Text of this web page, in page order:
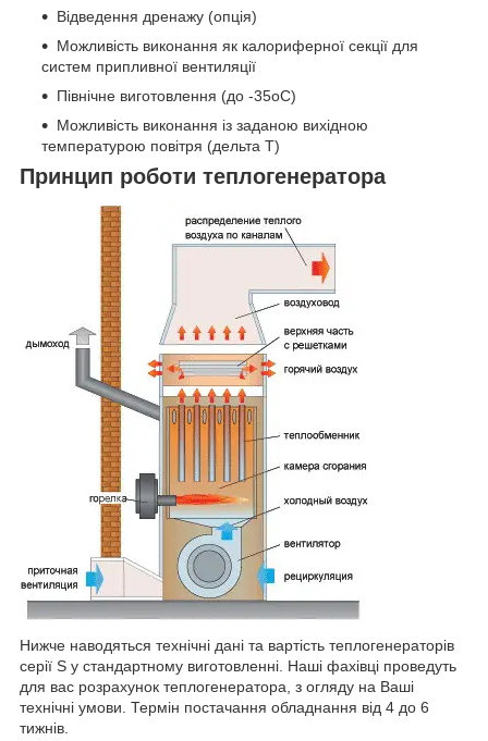
Відведення дренажу (опція)
Можливість виконання як калориферної секції для
систем припливної вентиляції
Північне виготовлення (до -35оС)
Можливість виконання із заданою вихідною
температурою повітря (дельта Т)
Принцип роботи теплогенератора
Нижче наводяться технічні дані та вартість теплогенераторів
серії S у стандартному виготовленні. Наші фахівці проведуть
для вас розрахунок теплогенератора, з огляду на Ваші
технічні умови. Термін постачання обладнання від 4 до 6
тижнів.